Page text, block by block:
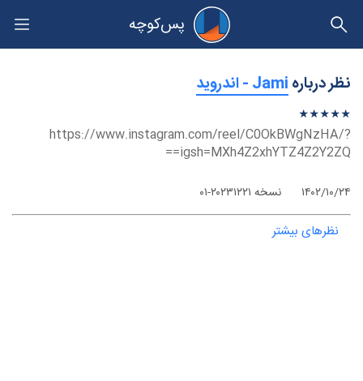
پس‌کوچه
حریم خصوصی
نظر درباره‫Jami - اندروید
★★★★★
★
★
★
★
★
https://www.instagram.com/reel/C0OkBWgNzHA/?
igsh=MXh4Z2xhYTZ4Z2Y2ZQ==
۱۴۰۲/۱۰/۲۴ نسخه ۲۰۲۳۱۲۲۱-۰۱
نظرهای بیشتر